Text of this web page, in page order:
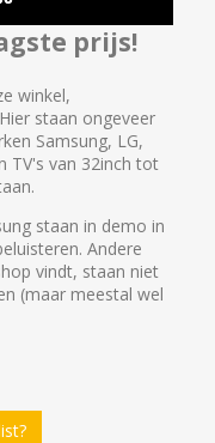
prijs!
winkel,
staan ongeveer
Samsung, LG,
TV's van 32inch tot
staan in demo in
Andere
vindt, staan niet
(maar meestal wel